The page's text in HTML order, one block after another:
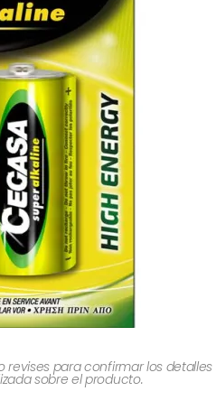
para confirmar los
sobre el producto.